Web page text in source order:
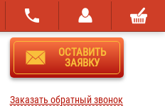
ОСТАВИТЬ
ЗАЯВКУ
Заказать обратный звонок